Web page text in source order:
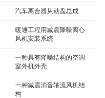
汽车离合器从动盘总成
暖通工程用减震降噪离心
风机安装系统
一种具有降噪结构的空调
室外机外壳
一种减震消音轴流风机结
构